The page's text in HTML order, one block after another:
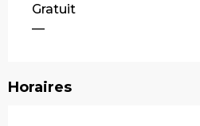
Gratuit
—
Horaires